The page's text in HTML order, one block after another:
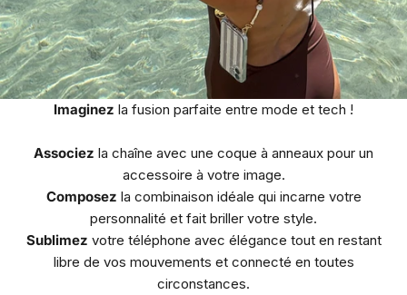
Imaginez la fusion parfaite entre mode et tech !
Associez la chaîne avec une coque à anneaux pour un
accessoire à votre image.
Composez la combinaison idéale qui incarne votre
personnalité et fait briller votre style.
Sublimez votre téléphone avec élégance tout en restant
libre de vos mouvements et connecté en toutes
circonstances.